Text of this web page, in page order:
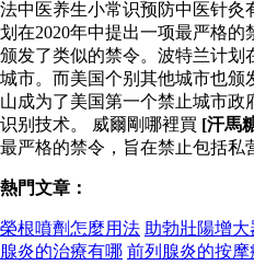
法中医养生小常识预防中医针灸
划在2020年中提出一项最严格
颁发了类似的禁令。波特兰计划
城市。而美国个别其他城市也颁
山成为了美国第一个禁止城市
识别技术。 威爾剛哪裡買 [汗馬
最严格的禁令，旨在禁止包括私
熱門文章：
榮根噴劑怎麼用法 助勃壯陽增
腺炎的治療有哪 前列腺炎的按摩